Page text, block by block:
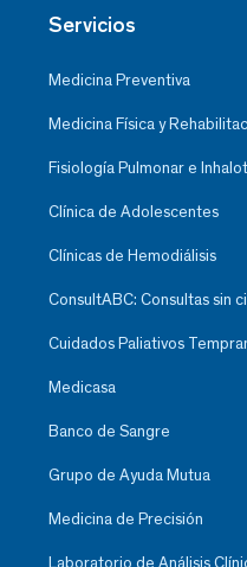
Servicios
Medicina Preventiva
Medicina Física y
Fisiología Pulmonar e
Clínica de Adolescentes
Clínicas de Hemodiálisis
ConsultABC: Consultas sin
Cuidados Paliativos
Medicasa
Banco de Sangre
Grupo de Ayuda Mutua
Medicina de Precisión